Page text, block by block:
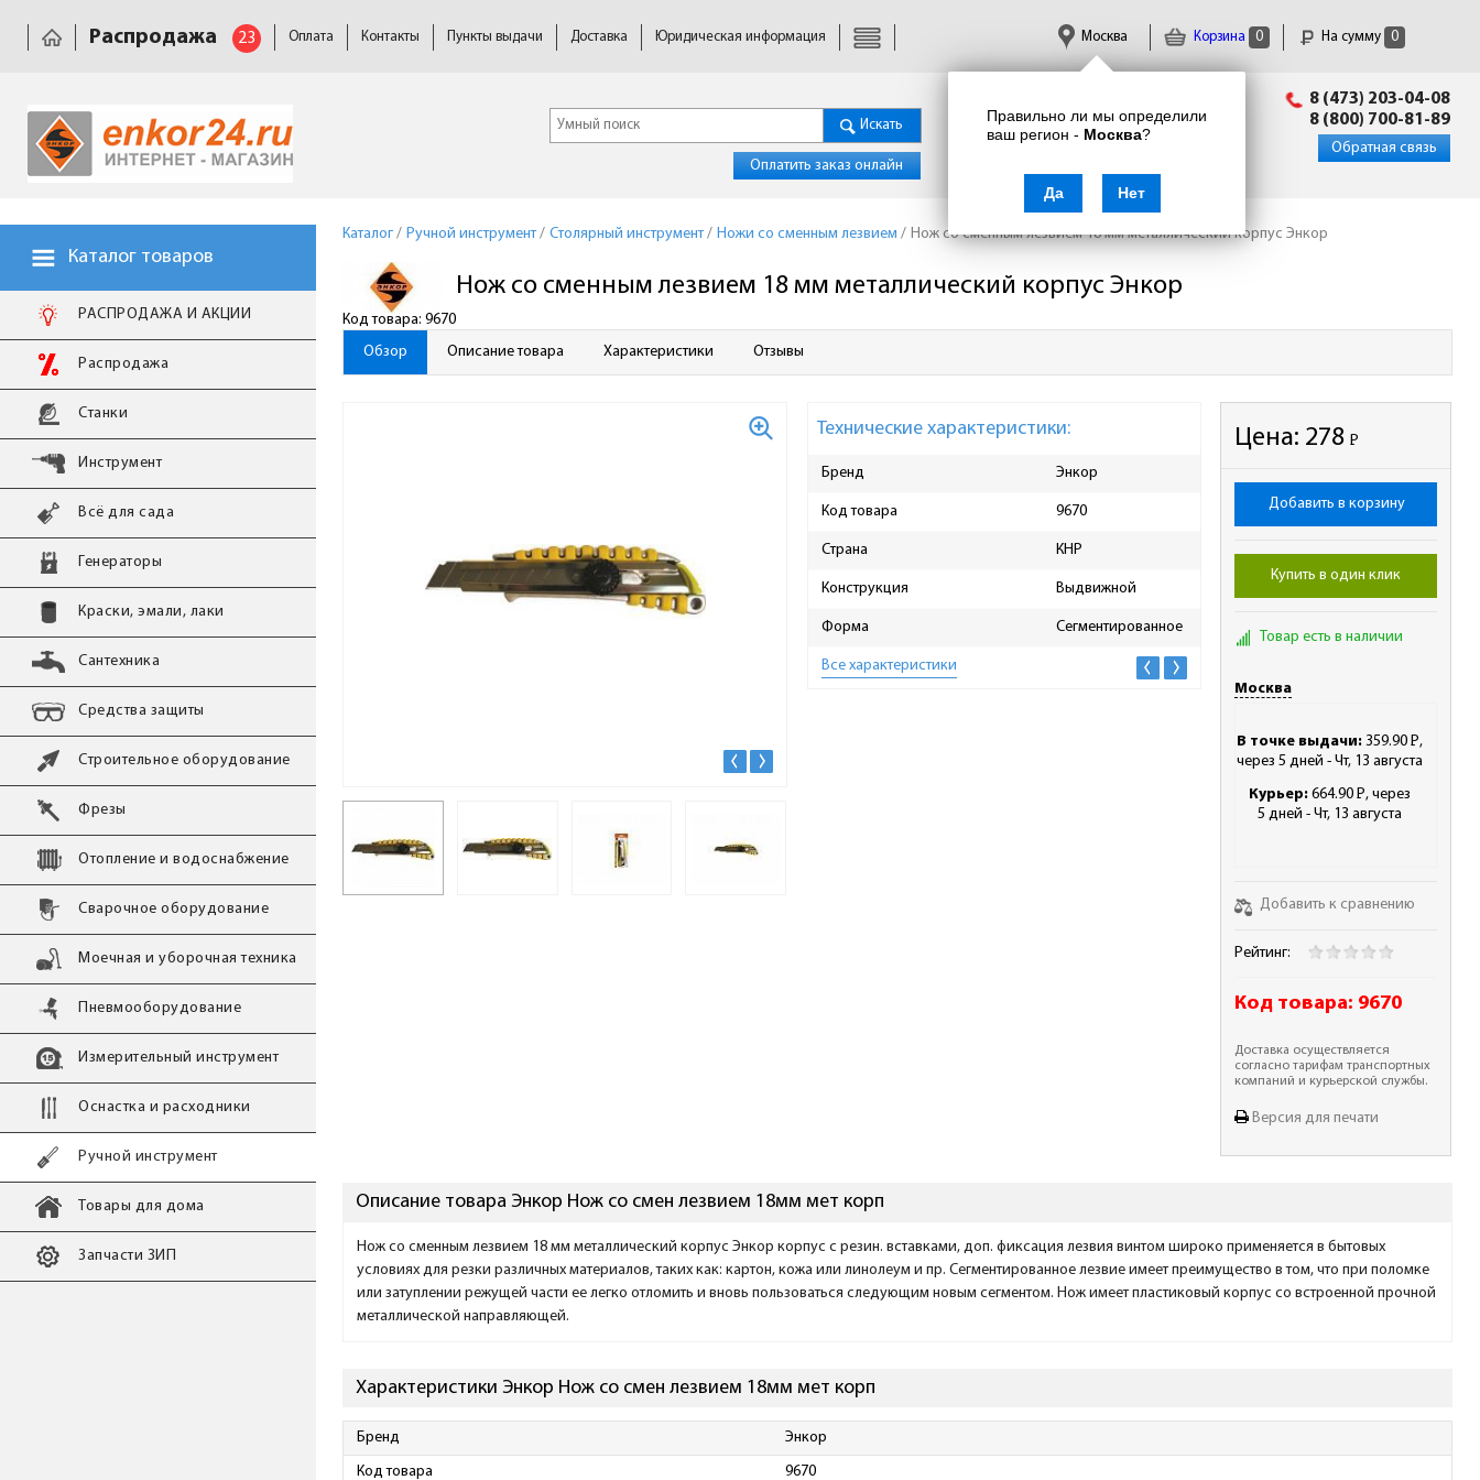
Корзина 0 На сумму 0
Правильно ли мы определили
ваш регион - Москва?
Да Нет
Москва
Распродажа 23 Оплата Контакты Пункты выдачи Доставка Юридическая информация
Искать
Оплатить заказ онлайн
info@enkor24.ru
8 (473) 203-04-08
8 (800) 700-81-89
Обратная связь
Каталог товаров
РАСПРОДАЖА И АКЦИИ
Распродажа
Станки
Инструмент
Всё для сада
Генераторы
Краски, эмали, лаки
Сантехника
Средства защиты
Строительное оборудование
Фрезы
Отопление и водоснабжение
Сварочное оборудование
Моечная и уборочная техника
Пневмооборудование
Измерительный инструмент
Оснастка и расходники
Ручной инструмент
Товары для дома
Запчасти ЗИП
Каталог / Ручной инструмент/ Столярный инструмент/ Ножи со сменным лезвием / Нож со сменным лезвием 18 мм металлический корпус Энкор
Код товара: 9670
Нож со сменным лезвием 18 мм металлический корпус Энкор
Обзор Описание товара Характеристики Отзывы
Технические характеристики:
Бренд Энкор
Код товара 9670
Страна КНР
Конструкция Выдвижной
Форма Сегментированное
Материал рукояти
Складной
Длина упаковки, мм
Все характеристики
Цена: 278Р
-
Добавить в корзину
Купить в один клик
Товар есть в наличии
Москва
В точке выдачи: 359.90 Р
- ,
через 5 дней - Чт, 13 августа
Курьер: 664.90 Р
- , через
5 дней - Чт, 13 августа
Добавить к сравнению
Рейтинг:
Код товара: 9670
Доставка осуществляется
согласно тарифам транспортных
компаний и курьерской службы.
Версия для печати
Описание товара Энкор Нож со смен лезвием 18мм мет корп
Нож со сменным лезвием 18 мм металлический корпус Энкор корпус с резин. вставками, доп. фиксация лезвия винтом широко применяется в бытовых
условиях для резки различных материалов, таких как: картон, кожа или линолеум и пр. Сегментированное лезвие имеет преимущество в том, что при поломке
или затуплении режущей части ее легко отломить и вновь пользоваться следующим новым сегментом. Нож имеет пластиковый корпус со встроенной прочной
металлической направляющей.
Характеристики Энкор Нож со смен лезвием 18мм мет корп
Бренд Энкор
Код товара 9670